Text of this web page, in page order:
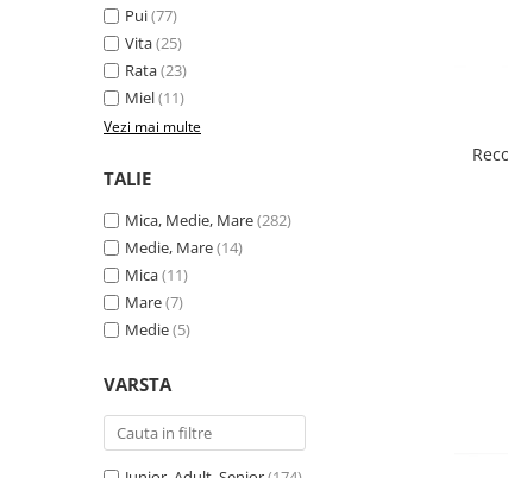
Pui(77)
Vita(25)
Rata(23)
Miel(11)
Vezi mai multe
TALIE
Mica, Medie, Mare(282)
Medie, Mare(14)
Mica(11)
Mare(7)
Medie(5)
VARSTA